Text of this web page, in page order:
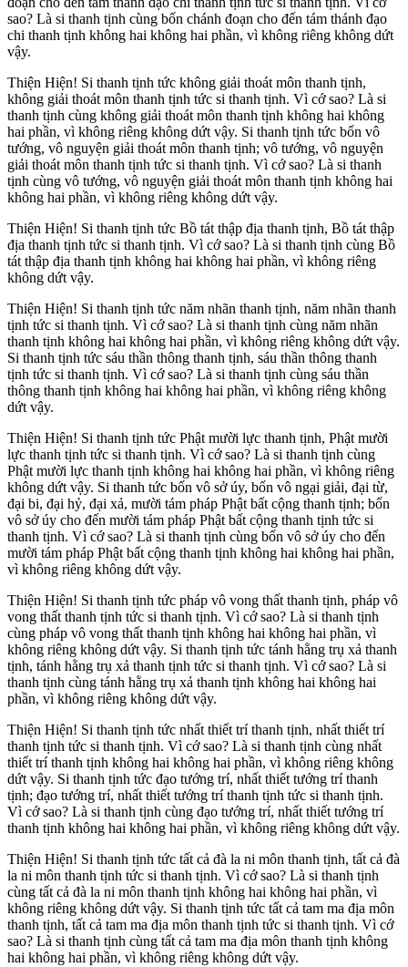
sao? Là si thanh tịnh cùng bốn chánh đoạn cho đến tám thánh đạo
chi thanh tịnh không hai không hai phần, vì không riêng không dứt
vậy.
Thiện Hiện! Si thanh tịnh tức không giải thoát môn thanh tịnh,
không giải thoát môn thanh tịnh tức si thanh tịnh. Vì cớ sao? Là si
thanh tịnh cùng không giải thoát môn thanh tịnh không hai không
hai phần, vì không riêng không dứt vậy. Si thanh tịnh tức bốn vô
tướng, vô nguyện giải thoát môn thanh tịnh; vô tướng, vô nguyện
giải thoát môn thanh tịnh tức si thanh tịnh. Vì cớ sao? Là si thanh
tịnh cùng vô tướng, vô nguyện giải thoát môn thanh tịnh không hai
không hai phần, vì không riêng không dứt vậy.
Thiện Hiện! Si thanh tịnh tức Bồ tát thập địa thanh tịnh, Bồ tát thập
địa thanh tịnh tức si thanh tịnh. Vì cớ sao? Là si thanh tịnh cùng Bồ
tát thập địa thanh tịnh không hai không hai phần, vì không riêng
không dứt vậy.
Thiện Hiện! Si thanh tịnh tức năm nhãn thanh tịnh, năm nhãn thanh
tịnh tức si thanh tịnh. Vì cớ sao? Là si thanh tịnh cùng năm nhãn
thanh tịnh không hai không hai phần, vì không riêng không dứt vậy.
Si thanh tịnh tức sáu thần thông thanh tịnh, sáu thần thông thanh
tịnh tức si thanh tịnh. Vì cớ sao? Là si thanh tịnh cùng sáu thần
thông thanh tịnh không hai không hai phần, vì không riêng không
dứt vậy.
Thiện Hiện! Si thanh tịnh tức Phật mười lực thanh tịnh, Phật mười
lực thanh tịnh tức si thanh tịnh. Vì cớ sao? Là si thanh tịnh cùng
Phật mười lực thanh tịnh không hai không hai phần, vì không riêng
không dứt vậy. Si thanh tức bốn vô sở úy, bốn vô ngại giải, đại từ,
đại bi, đại hỷ, đại xả, mười tám pháp Phật bất cộng thanh tịnh; bốn
vô sở úy cho đến mười tám pháp Phật bất cộng thanh tịnh tức si
thanh tịnh. Vì cớ sao? Là si thanh tịnh cùng bốn vô sở úy cho đến
mười tám pháp Phật bất cộng thanh tịnh không hai không hai phần,
vì không riêng không dứt vậy.
Thiện Hiện! Si thanh tịnh tức pháp vô vong thất thanh tịnh, pháp vô
vong thất thanh tịnh tức si thanh tịnh. Vì cớ sao? Là si thanh tịnh
cùng pháp vô vong thất thanh tịnh không hai không hai phần, vì
không riêng không dứt vậy. Si thanh tịnh tức tánh hằng trụ xả thanh
tịnh, tánh hằng trụ xả thanh tịnh tức si thanh tịnh. Vì cớ sao? Là si
thanh tịnh cùng tánh hằng trụ xả thanh tịnh không hai không hai
phần, vì không riêng không dứt vậy.
Thiện Hiện! Si thanh tịnh tức nhất thiết trí thanh tịnh, nhất thiết trí
thanh tịnh tức si thanh tịnh. Vì cớ sao? Là si thanh tịnh cùng nhất
thiết trí thanh tịnh không hai không hai phần, vì không riêng không
dứt vậy. Si thanh tịnh tức đạo tướng trí, nhất thiết tướng trí thanh
tịnh; đạo tướng trí, nhất thiết tướng trí thanh tịnh tức si thanh tịnh.
Vì cớ sao? Là si thanh tịnh cùng đạo tướng trí, nhất thiết tướng trí
thanh tịnh không hai không hai phần, vì không riêng không dứt vậy.
Thiện Hiện! Si thanh tịnh tức tất cả đà la ni môn thanh tịnh, tất cả đà
la ni môn thanh tịnh tức si thanh tịnh. Vì cớ sao? Là si thanh tịnh
cùng tất cả đà la ni môn thanh tịnh không hai không hai phần, vì
không riêng không dứt vậy. Si thanh tịnh tức tất cả tam ma địa môn
thanh tịnh, tất cả tam ma địa môn thanh tịnh tức si thanh tịnh. Vì cớ
sao? Là si thanh tịnh cùng tất cả tam ma địa môn thanh tịnh không
hai không hai phần, vì không riêng không dứt vậy.